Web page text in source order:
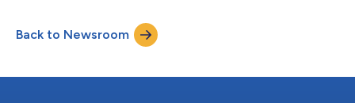
Prozessindustrien. Ainfonix™ 4.0 wurde bei der EI Live
vorgestellt, der Leitveranstaltung von LTTS, die Analysten,
Branchenführer und Engineering-Experten z...
Back to Newsroom